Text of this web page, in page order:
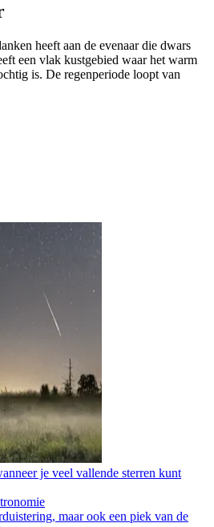
heeft aan de evenaar die dwars
een vlak kustgebied waar het warm
is. De regenperiode loopt van
je veel vallende sterren kunt
maar ook een piek van de